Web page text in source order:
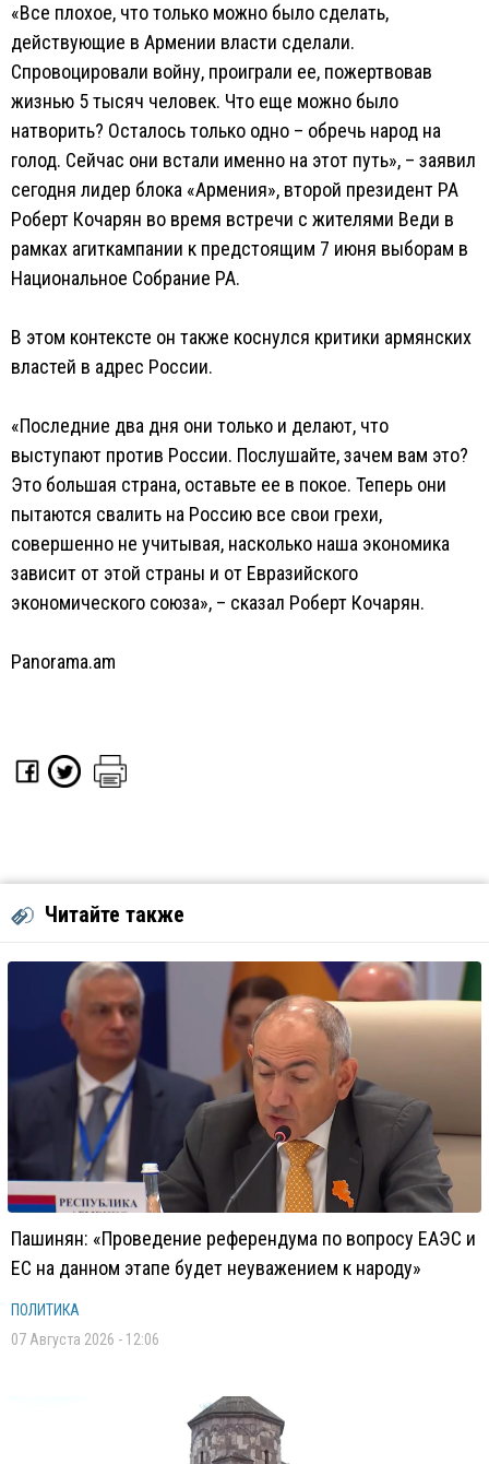
«Все плохое, что только можно было сделать,
действующие в Армении власти сделали.
Спровоцировали войну, проиграли ее, пожертвовав
жизнью 5 тысяч человек. Что еще можно было
натворить? Осталось только одно – обречь народ на
голод. Сейчас они встали именно на этот путь», – заявил
сегодня лидер блока «Армения», второй президент РА
Роберт Кочарян во время встречи с жителями Веди в
рамках агиткампании к предстоящим 7 июня выборам в
Национальное Собрание РА.
В этом контексте он также коснулся критики армянских
властей в адрес России.
«Последние два дня они только и делают, что
выступают против России. Послушайте, зачем вам это?
Это большая страна, оставьте ее в покое. Теперь они
пытаются свалить на Россию все свои грехи,
совершенно не учитывая, насколько наша экономика
зависит от этой страны и от Евразийского
экономического союза», – сказал Роберт Кочарян.
Panorama.am
Читайте также
Пашинян: «Проведение референдума по вопросу ЕАЭС и
ЕС на данном этапе будет неуважением к народу»
ПОЛИТИКА
07 Августа 2026 - 12:06